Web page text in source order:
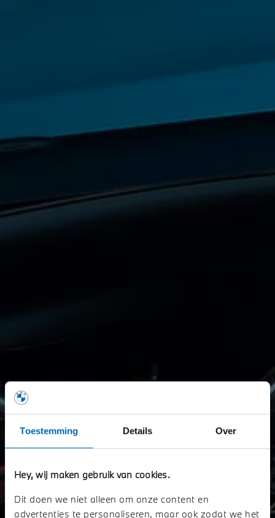
Toestemming Details Over
Hey, wij maken gebruik van cookies.
Dit doen we niet alleen om onze content en
advertenties te personaliseren, maar ook zodat we het
TRANSPORTOPLOSSINGEN.